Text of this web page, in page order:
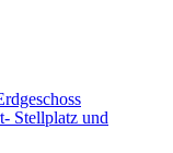
Stellplatz und